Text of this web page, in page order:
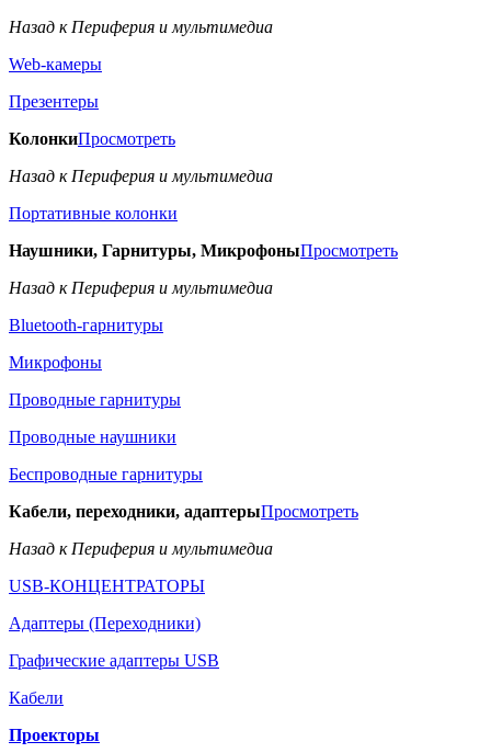
Назад к Периферия и мультимедиа
Web-камеры
Презентеры
КолонкиПросмотреть
Назад к Периферия и мультимедиа
Портативные колонки
Наушники, Гарнитуры, МикрофоныПросмотреть
Назад к Периферия и мультимедиа
Bluetooth-гарнитуры
Микрофоны
Проводные гарнитуры
Проводные наушники
Беспроводные гарнитуры
Кабели, переходники, адаптерыПросмотреть
Назад к Периферия и мультимедиа
USB-КОНЦЕНТРАТОРЫ
Адаптеры (Переходники)
Графические адаптеры USB
Кабели
Проекторы